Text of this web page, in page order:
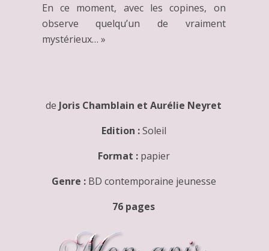
En ce moment, avec les copines, on
observe quelqu’un de vraiment
mystérieux… »
de Joris Chamblain et Aurélie Neyret
Edition :Soleil
Format : papier
Genre :BD contemporaine jeunesse
76 pages